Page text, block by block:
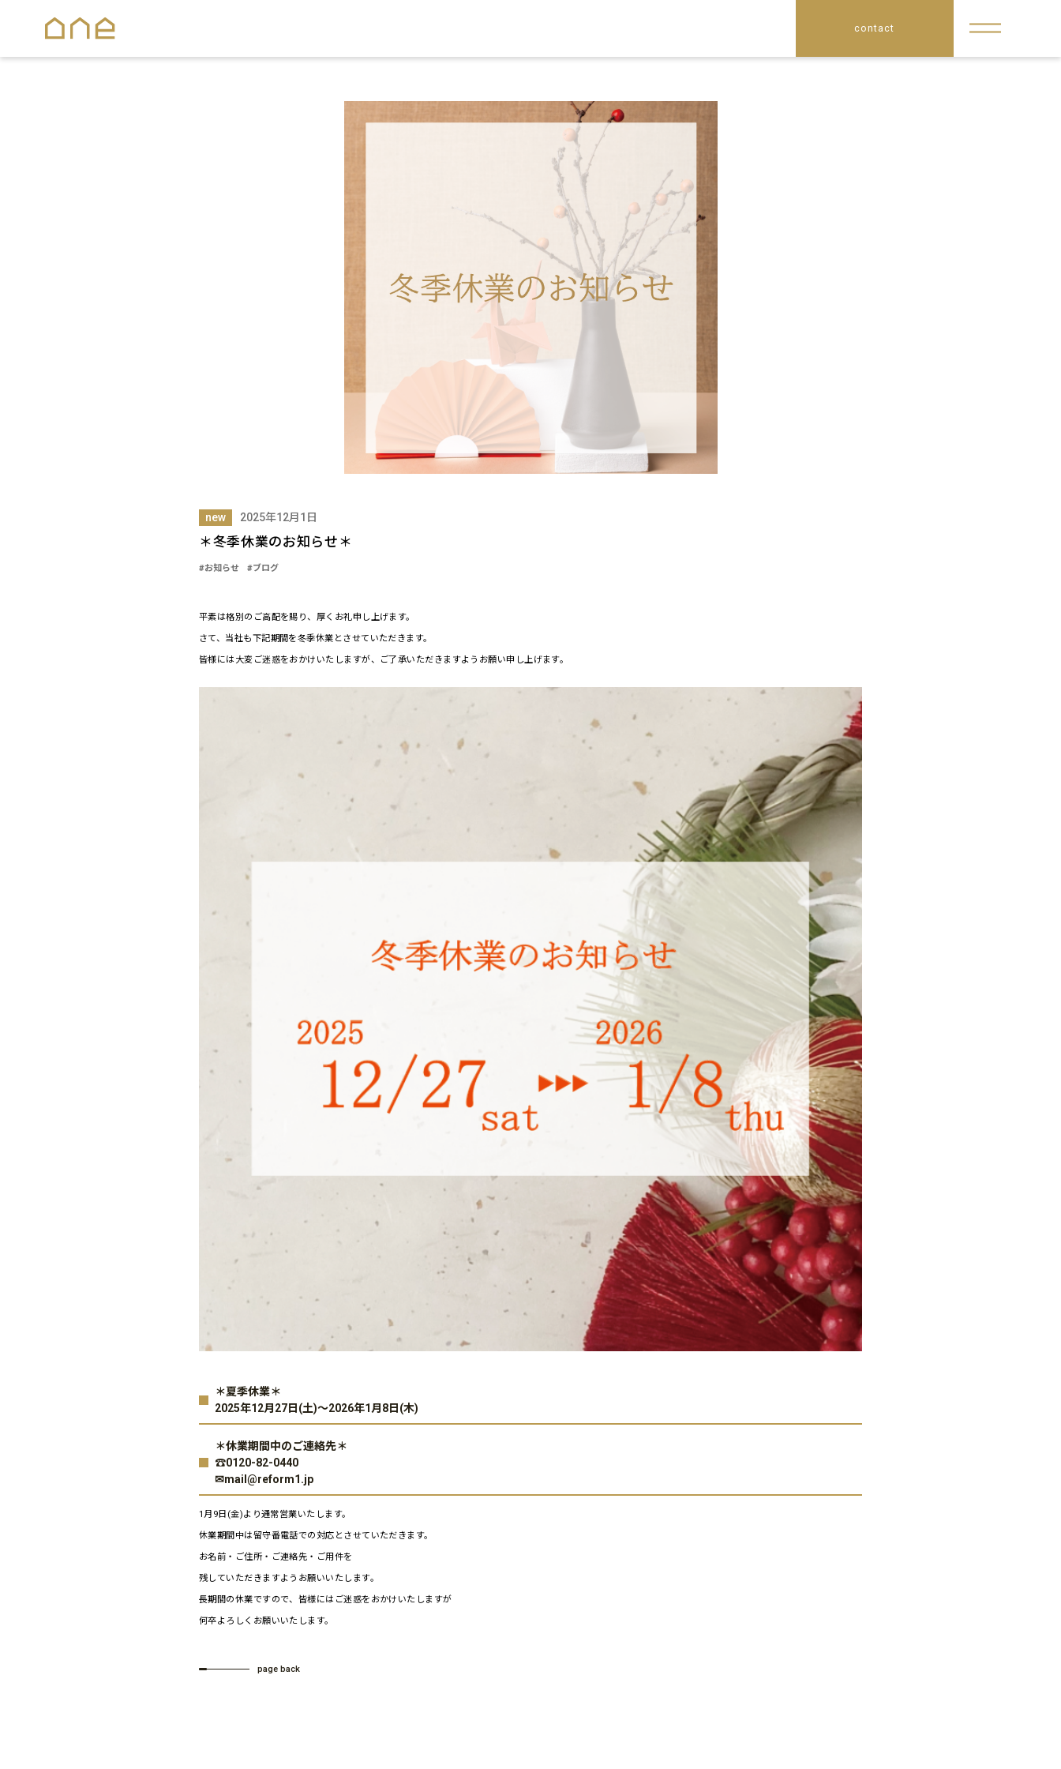
contact
new 2025年12月1日
＊冬季休業のお知らせ＊
#お知らせ #ブログ
平素は格別のご高配を賜り、厚くお礼申し上げます。
さて、当社も下記期間を冬季休業とさせていただきます。
皆様には大変ご迷惑をおかけいたしますが、ご了承いただきますようお願い申し上げます。
＊夏季休業＊
2025年12月27日(土)～2026年1月8日(木)
＊休業期間中のご連絡先＊
☎0120-82-0440
✉mail@reform1.jp
1月9日(金)より通常営業いたします。
休業期間中は留守番電話での対応とさせていただきます。
お名前・ご住所・ご連絡先・ご用件を
残していただきますようお願いいたします。
長期間の休業ですので、皆様にはご迷惑をおかけいたしますが
何卒よろしくお願いいたします。
page back